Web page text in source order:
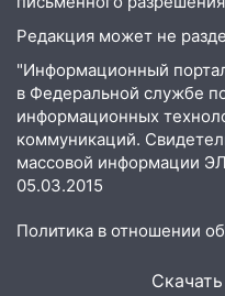
09:52 Ночью
соседними
областью
09:41 Диана
Бога в СИЗО
09:35
В
будут судить за
велосипедистку:
Редакция может не
"Информационный
в Федеральной службе
информационных
коммуникаций.
массовой информации
05.03.2015
Политика в отношении